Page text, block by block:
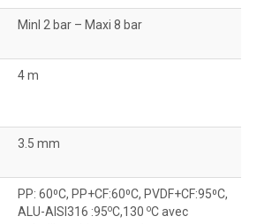
MinI 2 bar – Maxi 8 bar
4 m
3.5 mm
PP: 60⁰C, PP+CF:60⁰C, PVDF+CF:95⁰C,
ALU-AISI316 :95οC,130 οC avec